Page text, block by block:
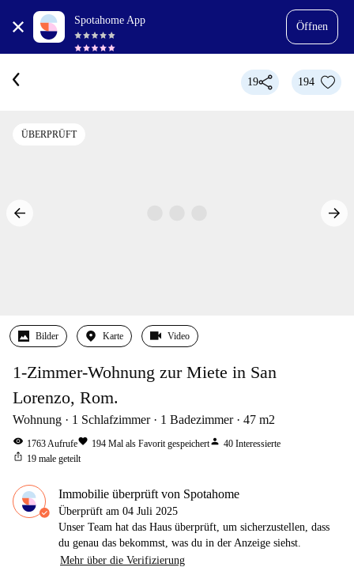
Spotahome App
Öffnen
19 194
ÜBERPRÜFT
Bilder Karte Video
1-Zimmer-Wohnung zur Miete in San
Lorenzo, Rom.
Wohnung 1 Schlafzimmer 1 Badezimmer 47 m2
visibility 1763Aufrufefavorite 194 Mal als Favorit gespeichertperson 40 Interessierte
ios_share 19 male geteilt
Immobilie überprüft von Spotahome
Überprüft am 04 Juli 2025
Unser Team hat das Haus überprüft, um sicherzustellen, dass
du genau das bekommst, was du in der Anzeige siehst.
Mehr über die Verifizierung